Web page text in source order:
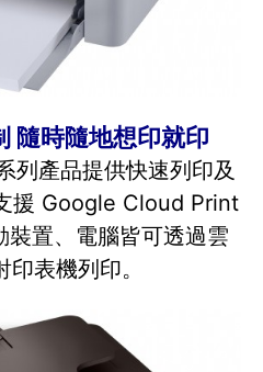
隨時隨地想印就印
列產品提供快速列印及
援 Google Cloud Print
裝置、電腦皆可透過雲
表機列印。